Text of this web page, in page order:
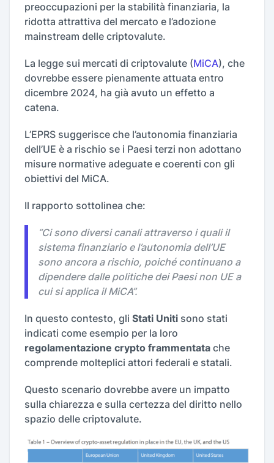
preoccupazioni per la stabilità finanziaria, la
ridotta attrattiva del mercato e l’adozione
mainstream delle criptovalute.
La legge sui mercati di criptovalute (MiCA), che
dovrebbe essere pienamente attuata entro
dicembre 2024, ha già avuto un effetto a
catena.
L’EPRS suggerisce che l’autonomia finanziaria
dell’UE è a rischio se i Paesi terzi non adottano
misure normative adeguate e coerenti con gli
obiettivi del MiCA.
Il rapporto sottolinea che:
“Ci sono diversi canali attraverso i quali il
sistema finanziario e l’autonomia dell’UE
sono ancora a rischio, poiché continuano a
dipendere dalle politiche dei Paesi non UE a
cui si applica il MiCA”.
In questo contesto, gli Stati Uniti sono stati
indicati come esempio per la loro
regolamentazione crypto frammentata che
comprende molteplici attori federali e statali.
Questo scenario dovrebbe avere un impatto
sulla chiarezza e sulla certezza del diritto nello
spazio delle criptovalute.